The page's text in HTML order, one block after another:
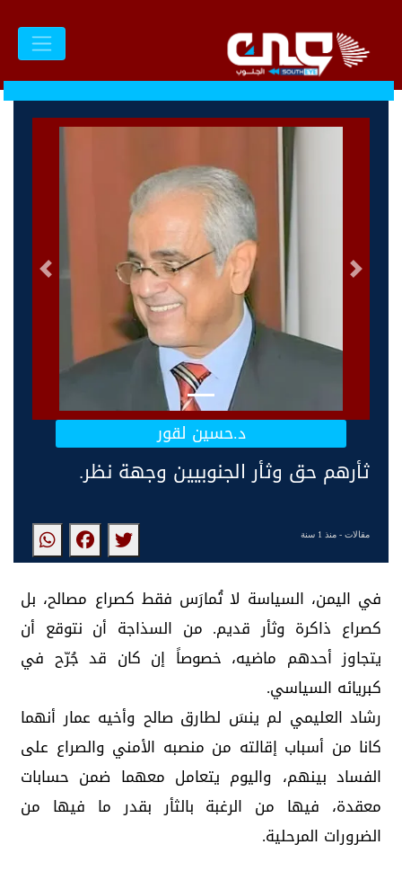
التالى السابق
د.حسين لقور
ثأرهم حق وثأر الجنوبيين وجهة نظر.
مقالات- منذ 1 سنة
في اليمن، السياسة لا تُمارَس فقط كصراع مصالح، بل
كصراع ذاكرة وثأر قديم. من السذاجة أن نتوقع أن
يتجاوز أحدهم ماضيه، خصوصاً إن كان قد جُرّح في
كبريائه السياسي.
رشاد العليمي لم ينسَ لطارق صالح وأخيه عمار أنهما
كانا من أسباب إقالته من منصبه الأمني والصراع على
الفساد بينهم، واليوم يتعامل معهما ضمن حسابات
معقدة، فيها من الرغبة بالثأر بقدر ما فيها من
الضرورات المرحلية.